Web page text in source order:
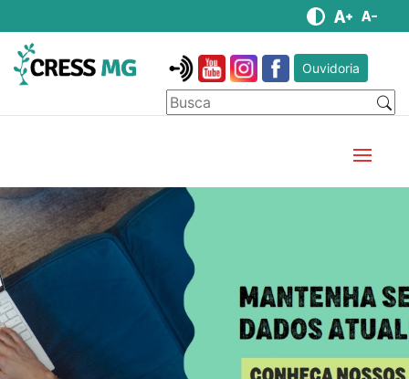
Ouvidoria